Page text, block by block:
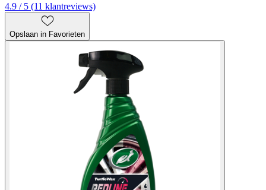
4.9 / 5 (11 klantreviews)
Opslaan in Favorieten